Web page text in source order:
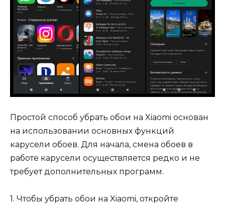
Простой способ убрать обои на Xiaomi основан
на использовании основных функций
карусели обоев. Для начала, смена обоев в
работе карусели осуществляется редко и не
требует дополнительных программ.
1. Чтобы убрать обои на Xiaomi, откройте